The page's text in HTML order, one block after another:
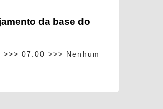
da base do
07:00
Nenhum